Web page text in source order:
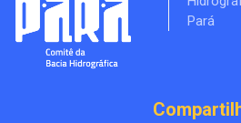
Pará